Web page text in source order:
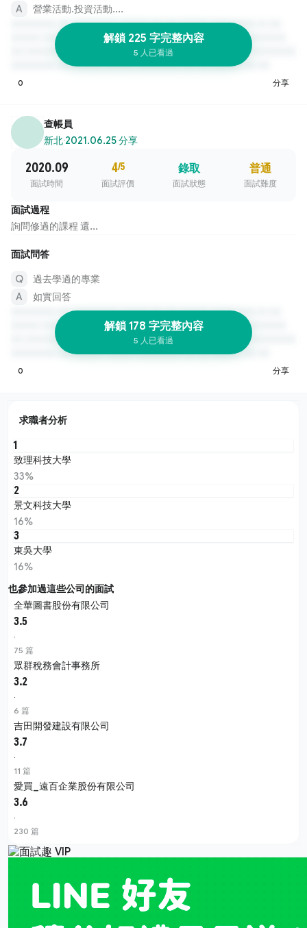
營業活動.投資活動....
解鎖 225 字完整內容
5 人已看過
0 分享
查帳員
新北·2021.06.25 分享
2020.09
面試時間
4/5
面試評價
錄取
面試狀態
普通
面試難度
面試過程
詢問修過的課程 還...
面試問答
過去學過的專業
如實回答
解鎖 178 字完整內容
5 人已看過
0 分享
求職者分析
1
致理科技大學
33%
2
景文科技大學
16%
3
東吳大學
16%
也參加過這些公司的面試
全華圖書股份有限公司
3.5
·
75 篇
眾群稅務會計事務所
3.2
·
6 篇
吉田開發建設有限公司
3.7
·
11 篇
愛買_遠百企業股份有限公司
3.6
·
230 篇